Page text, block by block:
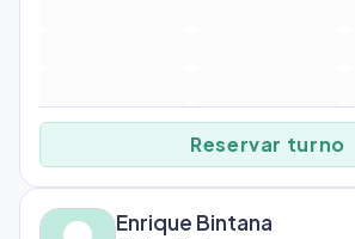
Reservar turno
Enrique Bintana